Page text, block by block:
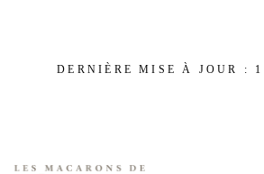
DERNIÈRE MISE À JOUR :